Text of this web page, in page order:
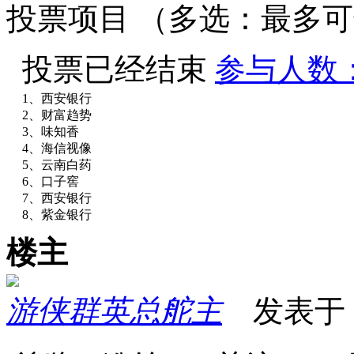
投票项目 （多选：最多
投票已经结束 参与人数
1、西安银行
2、财富趋势
3、味知香
4、海信视像
5、云南白药
6、口子窖
7、西安银行
8、紫金银行
楼主
游侠群英总舵主发表于